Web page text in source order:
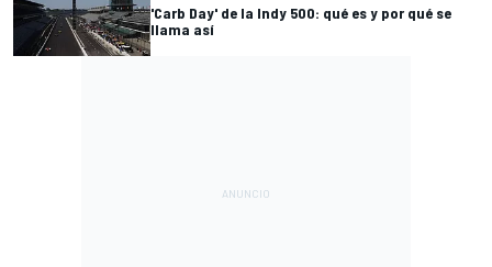
'Carb Day' de la Indy 500: qué es y por qué se
llama así